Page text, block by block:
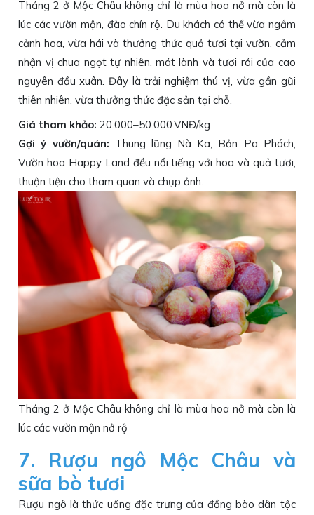
Tháng 2 ở Mộc Châu không chỉ là mùa hoa nở mà còn là
lúc các vườn mận, đào chín rộ. Du khách có thể vừa ngắm
cảnh hoa, vừa hái và thưởng thức quả tươi tại vườn, cảm
nhận vị chua ngọt tự nhiên, mát lành và tươi rói của cao
nguyên đầu xuân. Đây là trải nghiệm thú vị, vừa gần gũi
thiên nhiên, vừa thưởng thức đặc sản tại chỗ.
Giá tham khảo:20.000–50.000 VNĐ/kg
Gợi ý vườn/quán: Thung lũng Nà Ka, Bản Pa Phách,
Vườn hoa Happy Land đều nổi tiếng với hoa và quả tươi,
thuận tiện cho tham quan và chụp ảnh.
Tháng 2 ở Mộc Châu không chỉ là mùa hoa nở mà còn là
lúc các vườn mận nở rộ
7. Rượu ngô Mộc Châu và
sữa bò tươi
Rượu ngô là thức uống đặc trưng của đồng bào dân tộc